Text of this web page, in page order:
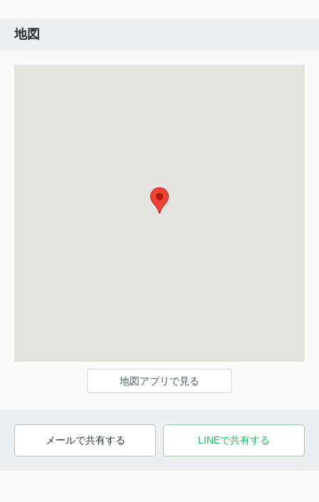
地図
地図アプリで見る
メールで共有する LINEで共有する